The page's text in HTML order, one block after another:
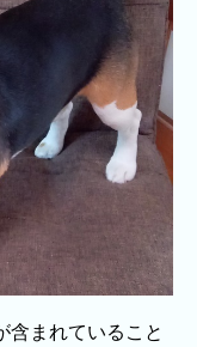
含まれていること